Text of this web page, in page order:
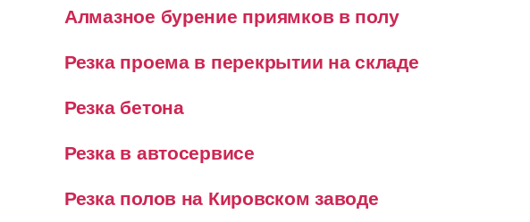
Алмазное бурение приямков в полу
Резка проема в перекрытии на складе
Резка бетона
Резка в автосервисе
Резка полов на Кировском заводе